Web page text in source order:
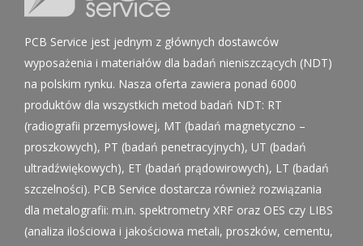
PCB Service jest jednym z głównych dostawców
wyposażenia i materiałów dla badań nieniszczących (NDT)
na polskim rynku. Nasza oferta zawiera ponad 6000
produktów dla wszystkich metod badań NDT: RT
(radiografii przemysłowej, MT (badań magnetyczno –
proszkowych), PT (badań penetracyjnych), UT (badań
ultradźwiękowych), ET (badań prądowirowych), LT (badań
szczelności). PCB Service dostarcza również rozwiązania
dla metalografii: m.in. spektrometry XRF oraz OES czy LIBS
(analiza ilościowa i jakościowa metali, proszków, cementu,